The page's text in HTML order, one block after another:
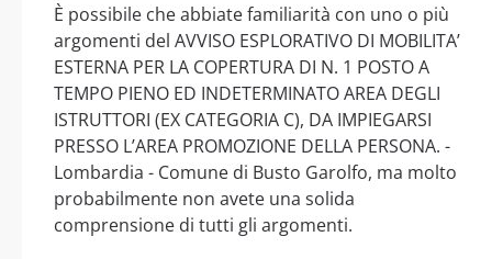
È possibile che abbiate familiarità con uno o più
argomenti del AVVISO ESPLORATIVO DI MOBILITA’
ESTERNA PER LA COPERTURA DI N. 1 POSTO A
TEMPO PIENO ED INDETERMINATO AREA DEGLI
ISTRUTTORI (EX CATEGORIA C), DA IMPIEGARSI
PRESSO L’AREA PROMOZIONE DELLA PERSONA. -
Lombardia - Comune di Busto Garolfo, ma molto
probabilmente non avete una solida
comprensione di tutti gli argomenti.